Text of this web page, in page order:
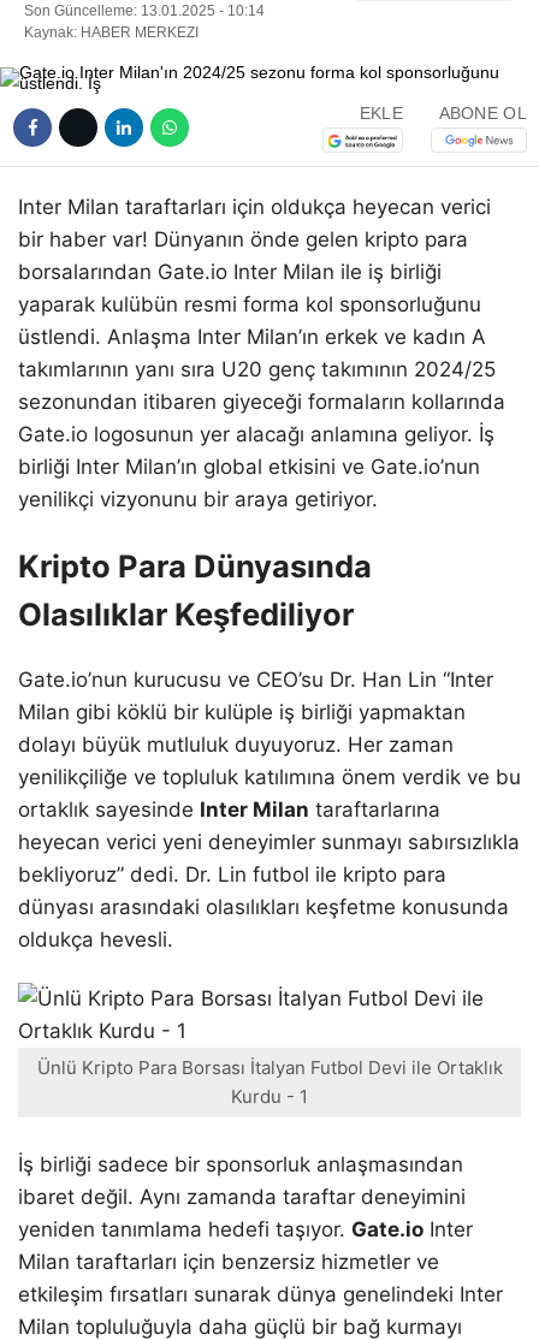
Son Güncelleme: 13.01.2025 - 10:14
Kaynak: HABER MERKEZI
EKLE ABONE OL
Inter Milan taraftarları için oldukça heyecan verici
bir haber var! Dünyanın önde gelen kripto para
borsalarından Gate.io Inter Milan ile iş birliği
yaparak kulübün resmi forma kol sponsorluğunu
üstlendi. Anlaşma Inter Milan’ın erkek ve kadın A
takımlarının yanı sıra U20 genç takımının 2024/25
sezonundan itibaren giyeceği formaların kollarında
Gate.io logosunun yer alacağı anlamına geliyor. İş
birliği Inter Milan’ın global etkisini ve Gate.io’nun
yenilikçi vizyonunu bir araya getiriyor.
Kripto Para Dünyasında
Olasılıklar Keşfediliyor
Gate.io’nun kurucusu ve CEO’su Dr. Han Lin “Inter
Milan gibi köklü bir kulüple iş birliği yapmaktan
dolayı büyük mutluluk duyuyoruz. Her zaman
yenilikçiliğe ve topluluk katılımına önem verdik ve bu
ortaklık sayesinde Inter Milan taraftarlarına
heyecan verici yeni deneyimler sunmayı sabırsızlıkla
bekliyoruz” dedi. Dr. Lin futbol ile kripto para
dünyası arasındaki olasılıkları keşfetme konusunda
oldukça hevesli.
Ünlü Kripto Para Borsası İtalyan Futbol Devi ile Ortaklık
Kurdu - 1
İş birliği sadece bir sponsorluk anlaşmasından
ibaret değil. Aynı zamanda taraftar deneyimini
yeniden tanımlama hedefi taşıyor. Gate.io Inter
Milan taraftarları için benzersiz hizmetler ve
etkileşim fırsatları sunarak dünya genelindeki Inter
Milan topluluğuyla daha güçlü bir bağ kurmayı